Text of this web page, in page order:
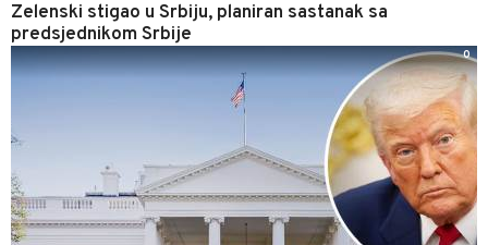
Zelenski stigao u Srbiju, planiran sastanak sa
predsjednikom Srbije
0